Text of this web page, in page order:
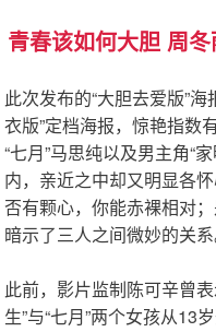
青春该如何大胆 周
此次发布的“大胆去爱版”
衣版”定档海报，惊艳指数
“七月”马思纯以及男主角“
内，亲近之中却又明显各
否有颗心，你能赤裸相对
暗示了三人之间微妙的关系
此前，影片监制陈可辛曾
生”与“七月”两个女孩从13